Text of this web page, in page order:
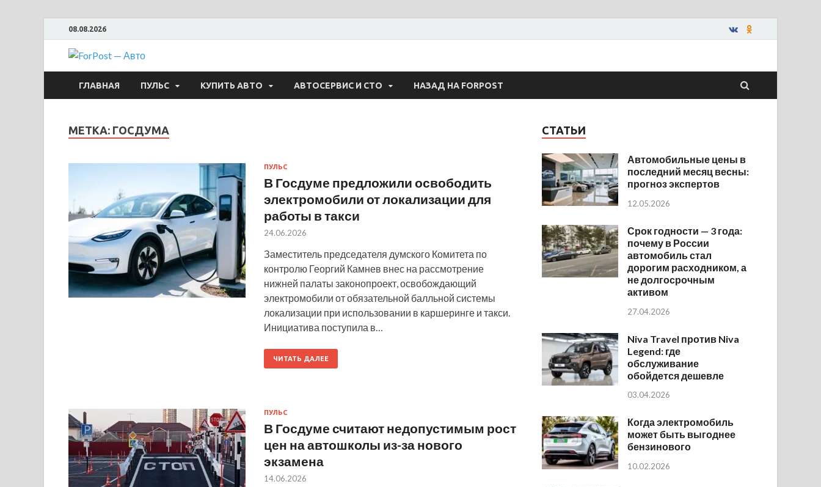
08.08.2026
ForPost — Авто
ГЛАВНАЯ ПУЛЬС КУПИТЬ АВТО АВТОСЕРВИС И СТО НАЗАД НА FORPOST
МЕТКА: ГОСДУМА
ПУЛЬС
В Госдуме предложили освободить
электромобили от локализации для
работы в такси
24.06.2026
Заместитель председателя думского Комитета по
контролю Георгий Камнев внес на рассмотрение
нижней палаты законопроект, освобождающий
электромобили от обязательной балльной системы
локализации при использовании в каршеринге и такси.
Инициатива поступила в…
ЧИТАТЬ ДАЛЕЕ
ПУЛЬС
В Госдуме считают недопустимым рост
цен на автошколы из-за нового
экзамена
14.06.2026
СТАТЬИ
Автомобильные цены в
последний месяц весны:
прогноз экспертов
12.05.2026
Срок годности — 3 года:
почему в России
автомобиль стал
дорогим расходником, а
не долгосрочным
активом
27.04.2026
Niva Travel против Niva
Legend: где
обслуживание
обойдется дешевле
03.04.2026
Когда электромобиль
может быть выгоднее
бензинового
10.02.2026